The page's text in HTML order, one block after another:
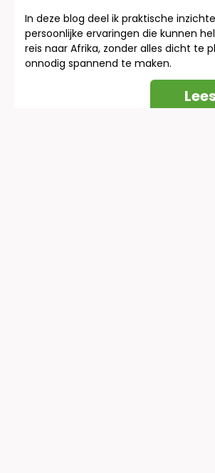
In deze blog deel ik praktische
persoonlijke ervaringen die kunnen
reis naar Afrika, zonder alles dicht te
onnodig spannend te maken.